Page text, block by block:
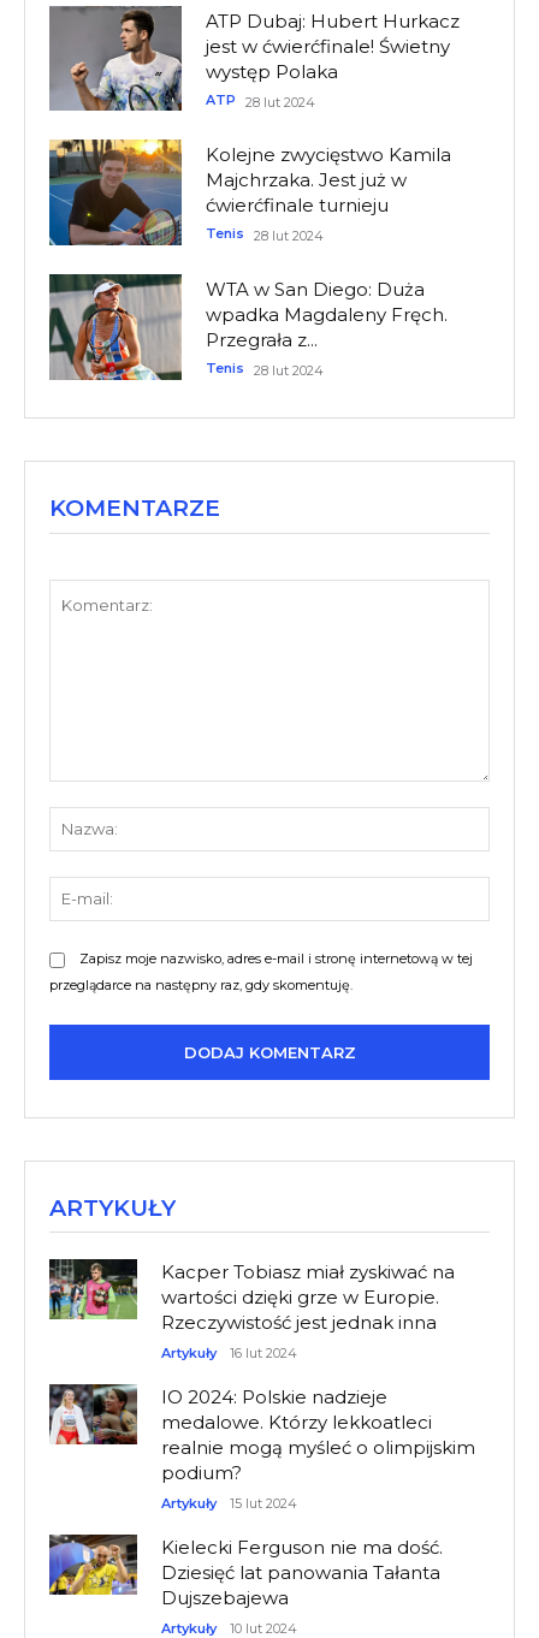
ATP Dubaj: Hubert Hurkacz
jest w ćwierćfinale! Świetny
występ Polaka
ATP 28 lut 2024
Kolejne zwycięstwo Kamila
Majchrzaka. Jest już w
ćwierćfinale turnieju
Tenis 28 lut 2024
WTA w San Diego: Duża
wpadka Magdaleny Fręch.
Przegrała z...
Tenis 28 lut 2024
KOMENTARZE
Zapisz moje nazwisko, adres e-mail i stronę internetową w tej
przeglądarce na następny raz, gdy skomentuję.
ARTYKUŁY
Kacper Tobiasz miał zyskiwać na
wartości dzięki grze w Europie.
Rzeczywistość jest jednak inna
Artykuły 16 lut 2024
IO 2024: Polskie nadzieje
medalowe. Którzy lekkoatleci
realnie mogą myśleć o olimpijskim
podium?
Artykuły 15 lut 2024
Kielecki Ferguson nie ma dość.
Dziesięć lat panowania Tałanta
Dujszebajewa
Artykuły 10 lut 2024